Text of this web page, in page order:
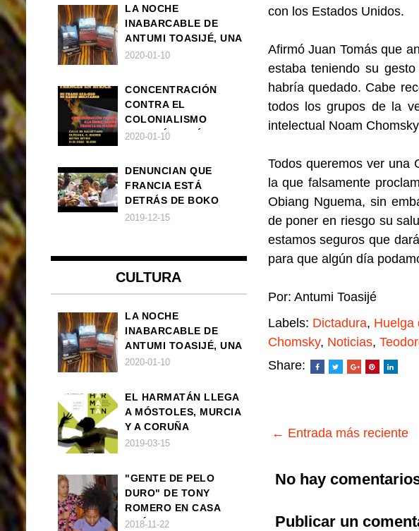
con los Estados Unidos.
Afirmó Juan Tomás que
estaba teniendo su
habría quedado. Cabe
todos los grupos de la
intelectual Noam
Todos queremos ver una
la que falsamente
Obiang Nguema, sin
de poner en riesgo su
estamos seguros que
para que algún día
Por: Antumi Toasijé
Labels: Dictadura, Huelga
Chomsky, Noticias,
Share:
← Entrada más reciente
No hay
Publicar un
LA NOCHE
INABARCABLE DE
ANTUMI TOASIJÉ, UNA
NOVELA
2020-01-10
CONCENTRACIÓN
CONTRA EL
COLONIALISMO
FRANCÉS EN ÁFRICA
2020-01-10
DENUNCIAN QUE
FRANCIA ESTÁ
DETRÁS DE BOKO
HARAM
2019-12-15
CULTURA
LA NOCHE
INABARCABLE DE
ANTUMI TOASIJÉ, UNA
NOVELA
2020-01-10
EL HARMATÁN LLEGA
A MÓSTOLES, MURCIA
Y A CORUÑA
2019-03-15
"GENTE DE PELO
DURO" DE TONY
ROMERO EN CASA
AMÉRICA
2018-11-22